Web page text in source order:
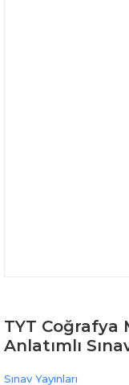
TYT Coğrafya
Anlatımlı
Sınav Yayınları